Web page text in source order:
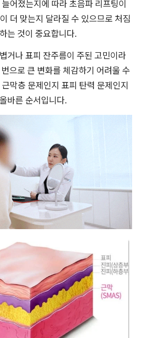
어졌는지에 따라 초음파 리프팅이
더 맞는지 달라질 수 있으므로 처짐
는 것이 중요합니다.
거나 표피 잔주름이 주된 고민이라
으로 큰 변화를 체감하기 어려울 수
막층 문제인지 표피 탄력 문제인지
바른 순서입니다.